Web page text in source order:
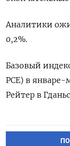
Аналитики
0,2%.
Базовый
PCE) в
Рейтер в